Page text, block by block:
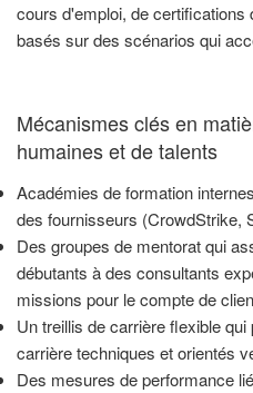
cours d'emploi, de
basés sur des scénarios qui
Mécanismes clés en
humaines et de talents
Académies de formation
des fournisseurs (CrowdStrike,
Des groupes de mentorat qui
débutants à des consultants
missions pour le compte de
Un treillis de carrière flexible
carrière techniques et orientés
Des mesures de performance